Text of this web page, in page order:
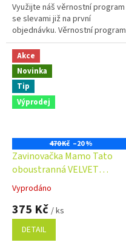
Využijte náš věrnostní program
se slevami již na první
objednávku. Věrnostní program
Akce
Novinka
Tip
Výprodej
470 Kč –20 %
Zavinovačka Mamo Tato
oboustranná VELVET
starmix/šedá 80x80cm
Průměrné
hodnocení
produktu
5,0
Vyprodáno
375 Kč / ks
DETAIL